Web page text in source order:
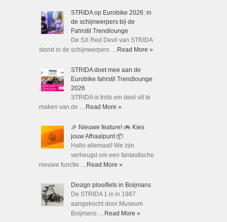
STRIDA op Eurobike 2026: in
de schijnwerpers bij de
Fahrstil Trendlounge
De SX Red Devil van STRIDA
stond in de schijnwerpers …Read More »
STRIDA doet mee aan de
Eurobike fahrstil Trendlounge
2026
STRIDA is trots om deel uit te
maken van de …Read More »
🎉 Nieuwe feature! 🚲 Kies
jouw Afhaalpunt 📦
Hallo allemaal! We zijn
verheugd om een fantastische
nieuwe functie …Read More »
Design plooifiets in Boijmans
De STRIDA 1 is in 1987
aangekocht door Museum
Boijmans …Read More »